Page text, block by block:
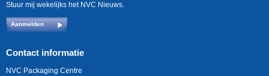
Stuur mij wekelijks het NVC Nieuws.
Aanmelden
Contact informatie
NVC Packaging Centre